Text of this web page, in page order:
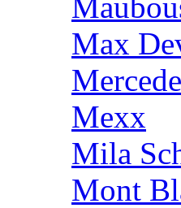
Max
Mexx
Mila
Mont